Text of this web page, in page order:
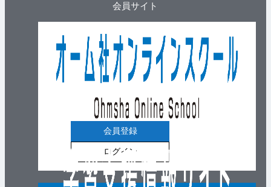
会員サイト
会員登録
ログイン